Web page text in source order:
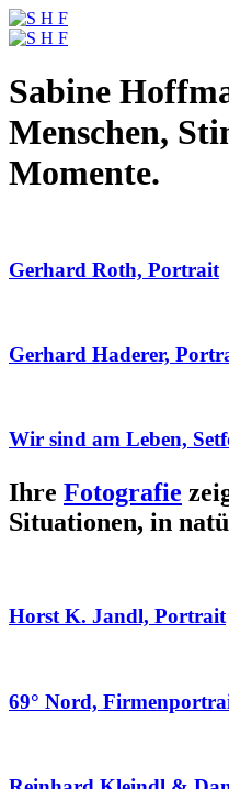
Sabine
Menschen,
Momente.
Gerhard Roth, Portrait
Gerhard Haderer,
Wir sind am Leben,
Ihre Fotografie
Situationen, in
Horst K. Jandl, Portrait
69° Nord,